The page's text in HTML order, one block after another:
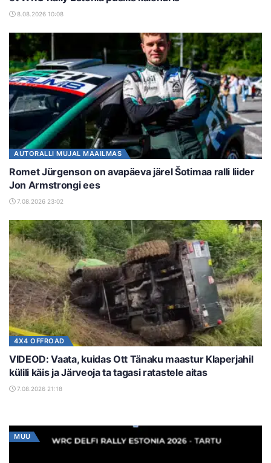
8.08.2026 10:08
AUTORALLI MUJAL MAAILMAS
Romet Jürgenson on avapäeva järel Šotimaa ralli liider
Jon Armstrongi ees
7.08.2026 23:02
4X4 OFFROAD
VIDEOD: Vaata, kuidas Ott Tänaku maastur Klaperjahil
külili käis ja Järveoja ta tagasi ratastele aitas
7.08.2026 21:18
MUU